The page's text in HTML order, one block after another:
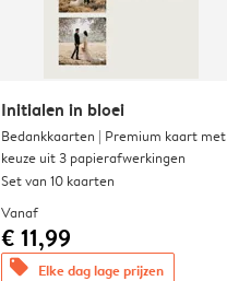
Initialen in bloei
Bedankkaarten | Premium kaart met
keuze uit 3 papierafwerkingen
Set van 10 kaarten
Vanaf
€ 11,99
offers Elke dag lage prijzen